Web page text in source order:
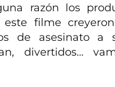
razón los
este filme
de asesinato a
divertidos…